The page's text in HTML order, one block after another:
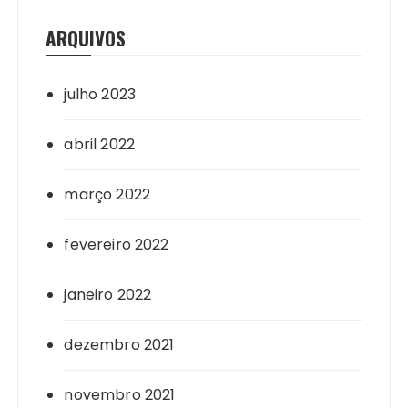
ARQUIVOS
julho 2023
abril 2022
março 2022
fevereiro 2022
janeiro 2022
dezembro 2021
novembro 2021